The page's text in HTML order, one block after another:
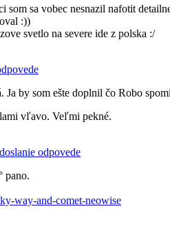
som sa vobec nesnazil nafotit
:))
svetlo na severe ide z polska :/
by som ešte doplnil čo Robo
vľavo. Veľmi pekné.
odpovede
pano.
way-and-comet-neowise